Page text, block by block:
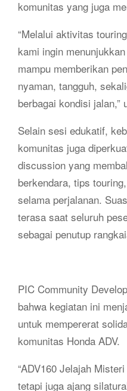
komunitas yang juga
“Melalui aktivitas
kami ingin
mampu memberikan
nyaman, tangguh,
berbagai kondisi jalan,”
Selain sesi edukatif,
komunitas juga
discussion yang
berkendara, tips
selama perjalanan.
terasa saat seluruh
sebagai penutup
PIC Community
bahwa kegiatan ini
untuk mempererat
komunitas Honda ADV.
“ADV160 Jelajah
tetapi juga ajang